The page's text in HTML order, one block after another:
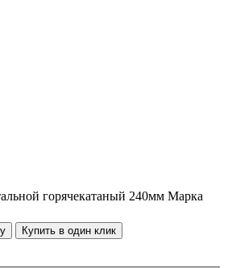
горячекатаный 240мм Марка
Купить в один клик